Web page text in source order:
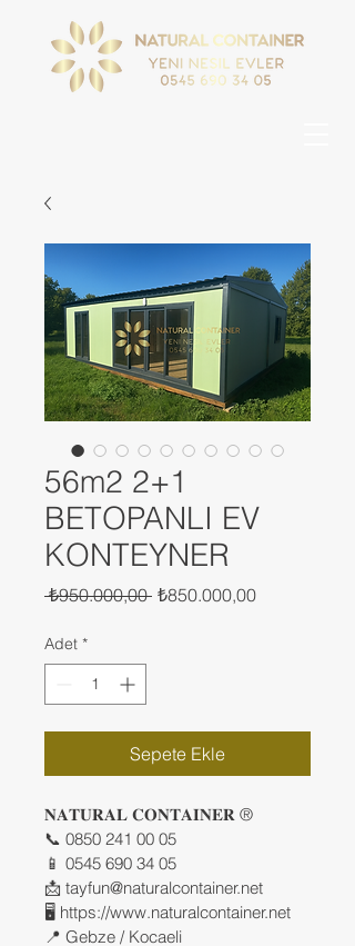
56m2 2+1
BETOPANLI EV
KONTEYNER
₺950.000,00 Normal
₺850.000,00İndirimli
Adet *
Sepete Ekle
𝐍𝐀𝐓𝐔𝐑𝐀𝐋 𝐂𝐎𝐍𝐓𝐀𝐈𝐍𝐄𝐑 ®
📞 0850 241 00 05
📱 0545 690 34 05
📩 tayfun@naturalcontainer.net
🖥 https://www.naturalcontainer.net
📍 Gebze / Kocaeli